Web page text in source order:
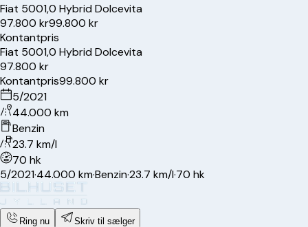
Fiat 5001,0 Hybrid Dolcevita
97.800 kr99.800 kr
Kontantpris
Fiat 5001,0 Hybrid Dolcevita
97.800 kr
Kontantpris99.800 kr
5/2021
44.000 km
Benzin
23.7 km/l
70 hk
5/2021·44.000 km·Benzin·23.7 km/l·70 hk
Ring nu Skriv til sælger